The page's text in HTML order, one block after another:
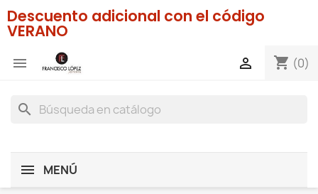
Descuento adicional con el código
VERANO
 shopping_cart (0)

search
MENÚ